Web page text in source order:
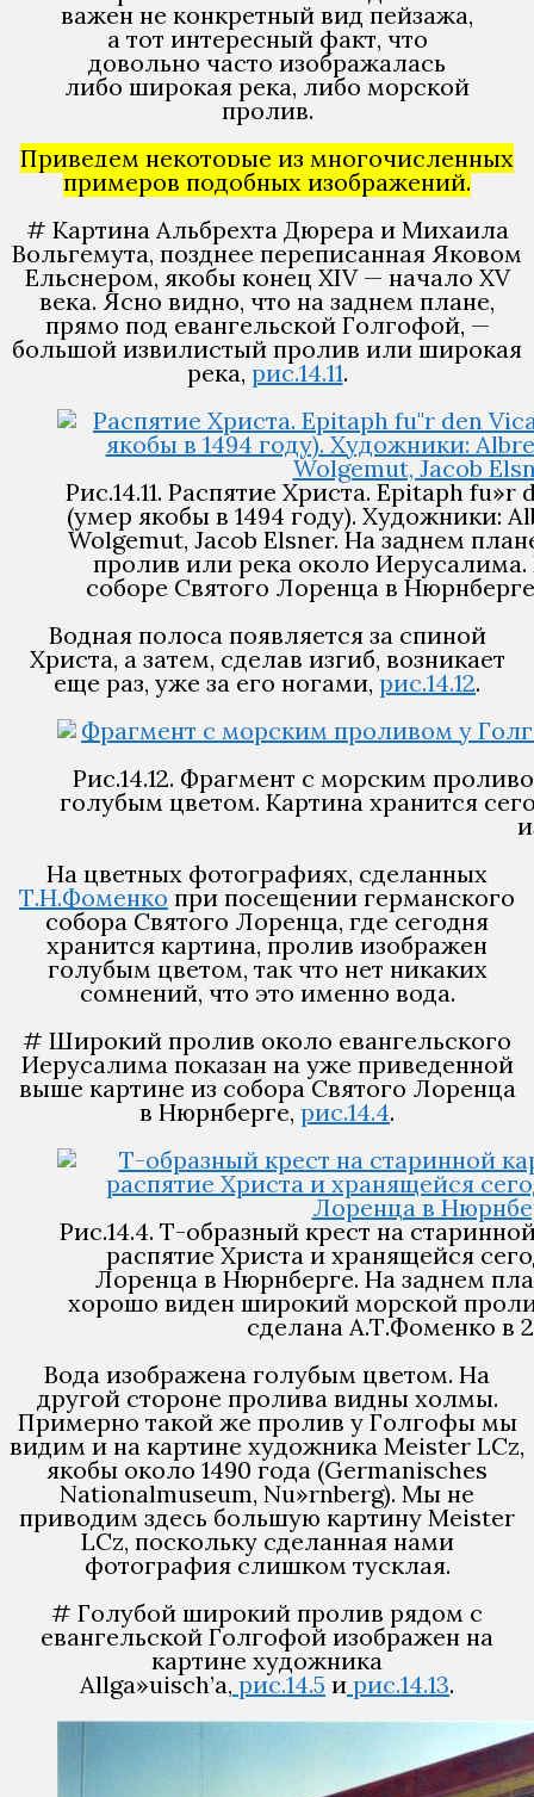
важен не конкретный вид пейзажа,
а тот интересный факт, что
довольно часто изображалась
либо широкая река, либо морской
пролив.
Приведем некоторые из многочисленных
примеров подобных изображений.
# Картина Альбрехта Дюрера и Михаила
Вольгемута, позднее переписанная Яковом
Ельснером, якобы конец XIV — начало XV
века. Ясно видно, что на заднем плане,
прямо под евангельской Голгофой, —
большой извилистый пролив или широкая
река, рис.14.11.
Рис.14.11. Распятие Христа. Epitaph
(умер якобы в 1494 году). Художники:
Wolgemut, Jacob Elsner. На заднем
пролив или река около Иерусалима.
соборе Святого Лоренца в Нюрнберге.
Водная полоса появляется за спиной
Христа, а затем, сделав изгиб, возникает
еще раз, уже за его ногами,рис.14.12.
Рис.14.12. Фрагмент с морским
голубым цветом. Картина хранится
На цветных фотографиях, сделанных
Т.Н.Фоменко при посещении германского
собора Святого Лоренца, где сегодня
хранится картина, пролив изображен
голубым цветом, так что нет никаких
сомнений, что это именно вода.
# Широкий пролив около евангельского
Иерусалима показан на уже приведенной
выше картине из собора Святого Лоренца
в Нюрнберге, рис.14.4.
Рис.14.4. Т-образный крест на
распятие Христа и хранящейся
Лоренца в Нюрнберге. На заднем
хорошо виден широкий морской
сделана А.Т.Фоменко в
Вода изображена голубым цветом. На
другой стороне пролива видны холмы.
Примерно такой же пролив у Голгофы мы
видим и на картине художника Meister LCz,
якобы около 1490 года (Germanisches
Nationalmuseum, Nu»rnberg). Мы не
приводим здесь большую картину Meister
LCz, поскольку сделанная нами
фотография слишком тусклая.
# Голубой широкий пролив рядом с
евангельской Голгофой изображен на
картине художника
Allga»uisch’а, рис.14.5 и рис.14.13.